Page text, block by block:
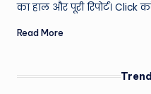
का हाल और पूरी रिपोर्ट।
Read More